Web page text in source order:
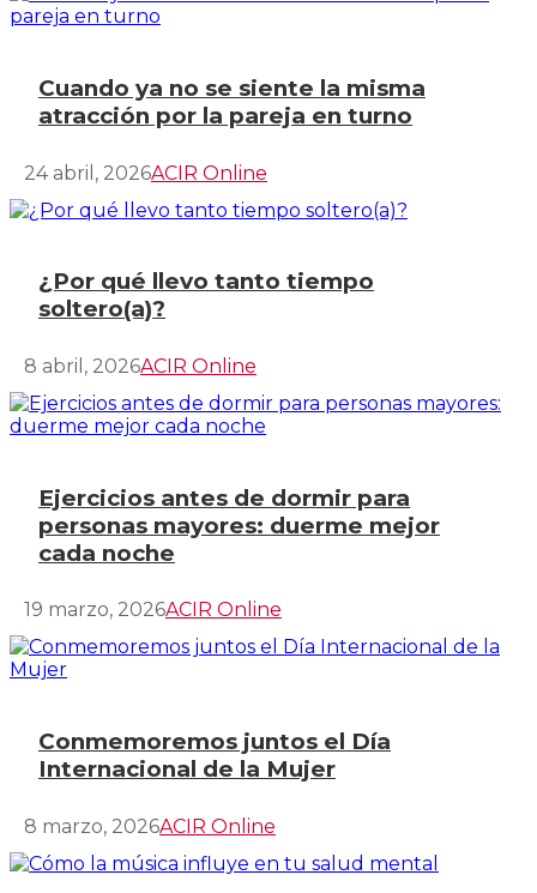
Cuando ya no se siente la misma
atracción por la pareja en turno
24 abril, 2026ACIR Online
¿Por qué llevo tanto tiempo
soltero(a)?
8 abril, 2026ACIR Online
Ejercicios antes de dormir para
personas mayores: duerme mejor
cada noche
19 marzo, 2026ACIR Online
Conmemoremos juntos el Día
Internacional de la Mujer
8 marzo, 2026ACIR Online